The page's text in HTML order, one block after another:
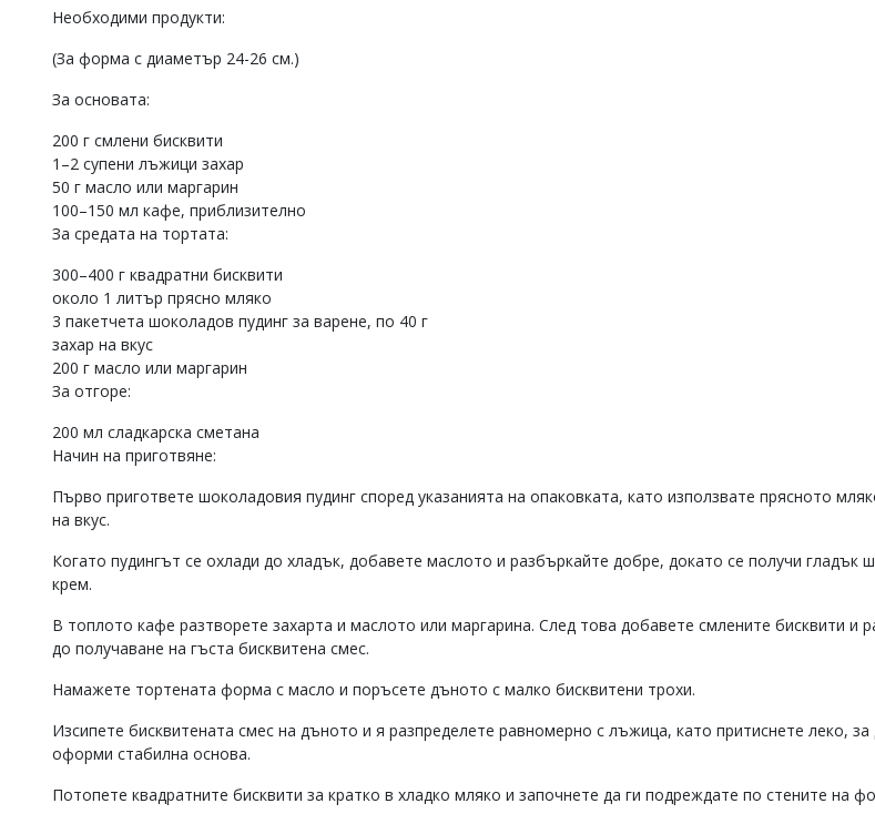
отговорност
откриете
обиден
сигнализирайте
Необходими продукти:
(За форма с диаметър 24-26 см.)
За основата:
200 г смлени бисквити
1–2 супени лъжици захар
50 г масло или маргарин
100–150 мл кафе, приблизително
За средата на тортата:
300–400 г квадратни бисквити
около 1 литър прясно мляко
3 пакетчета шоколадов пудинг за варене, по 40 г
захар на вкус
200 г масло или маргарин
За отгоре:
200 мл сладкарска сметана
Начин на приготвяне:
Първо пригответе шоколадовия пудинг според указанията на опаковката, като използвате прясното
на вкус.
Когато пудингът се охлади до хладък, добавете маслото и разбъркайте добре, докато се получи гладък
крем.
В топлото кафе разтворете захарта и маслото или маргарина. След това добавете смлените бисквити и
до получаване на гъста бисквитена смес.
Намажете тортената форма с масло и поръсете дъното с малко бисквитени трохи.
Изсипете бисквитената смес на дъното и я разпределете равномерно с лъжица, като притиснете леко, за
оформи стабилна основа.
Потопете квадратните бисквити за кратко в хладко мляко и започнете да ги подреждате по стените на